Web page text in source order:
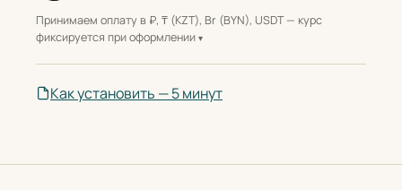
Принимаем оплату в ₽, ₸ (KZT), Br (BYN), USDT — курс
фиксируется при оформлении
Как установить — 5 минут